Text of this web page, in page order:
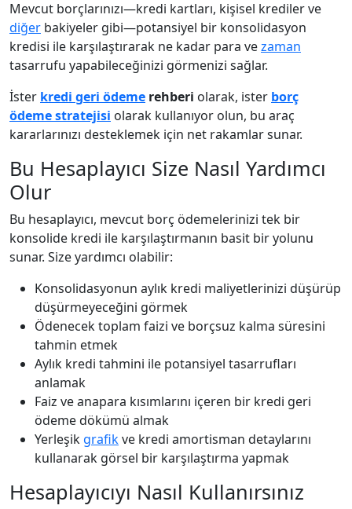
Mevcut borçlarınızı—kredi kartları, kişisel krediler ve
diğer bakiyeler gibi—potansiyel bir konsolidasyon
kredisi ile karşılaştırarak ne kadar para vezaman
tasarrufu yapabileceğinizi görmenizi sağlar.
İster kredi geri ödeme rehberi olarak, ister borç
ödeme stratejisi olarak kullanıyor olun, bu araç
kararlarınızı desteklemek için net rakamlar sunar.
Bu Hesaplayıcı Size Nasıl Yardımcı
Olur
Bu hesaplayıcı, mevcut borç ödemelerinizi tek bir
konsolide kredi ile karşılaştırmanın basit bir yolunu
sunar. Size yardımcı olabilir:
Konsolidasyonun aylık kredi maliyetlerinizi düşürüp
düşürmeyeceğini görmek
Ödenecek toplam faizi ve borçsuz kalma süresini
tahmin etmek
Aylık kredi tahmini ile potansiyel tasarrufları
anlamak
Faiz ve anapara kısımlarını içeren bir kredi geri
ödeme dökümü almak
Yerleşik grafikve kredi amortisman detaylarını
kullanarak görsel bir karşılaştırma yapmak
Hesaplayıcıyı Nasıl Kullanırsınız